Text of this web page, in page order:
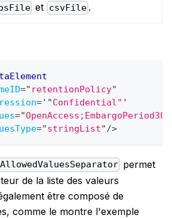
et csvFile.
=" retentionPolicy"
=' "Confidential" '
="
="stringList" />
permet
de la liste des valeurs
être composé de
comme le montre l'exemple